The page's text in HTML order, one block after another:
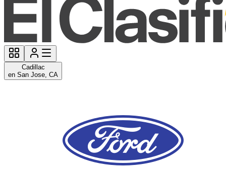
Cadillac
en San Jose, CA